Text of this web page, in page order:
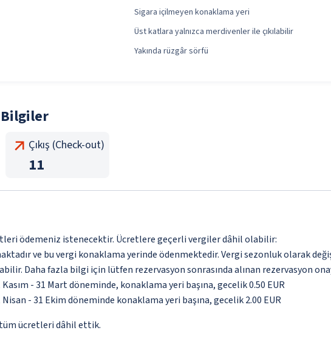
Sigara içilmeyen konaklama yeri
Üst katlara yalnızca merdivenler ile çıkılabilir
Yakında rüzgâr sörfü
Bilgiler
Çıkış (Check-out)
11
ödemeniz istenecektir. Ücretlere geçerli vergiler dâhil olabilir:
ve bu vergi konaklama yerinde ödenmektedir. Vergi sezonluk olarak
Daha fazla bilgi için lütfen rezervasyon sonrasında alınan rezervasyon
- 31 Mart döneminde, konaklama yeri başına, gecelik 0.50 EUR
- 31 Ekim döneminde konaklama yeri başına, gecelik 2.00 EUR
ücretleri dâhil ettik.